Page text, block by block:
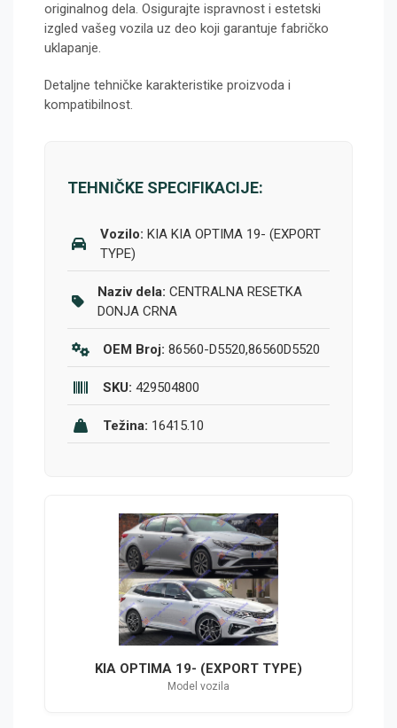
originalnog dela. Osigurajte ispravnost i estetski
izgled vašeg vozila uz deo koji garantuje fabričko
uklapanje.
Detaljne tehničke karakteristike proizvoda i
kompatibilnost.
TEHNIČKE SPECIFIKACIJE:
Vozilo: KIA KIA OPTIMA 19- (EXPORT
TYPE)
Naziv dela: CENTRALNA RESETKA
DONJA CRNA
OEM Broj: 86560-D5520,86560D5520
SKU: 429504800
Težina: 16415.10
KIA OPTIMA 19- (EXPORT TYPE)
Model vozila